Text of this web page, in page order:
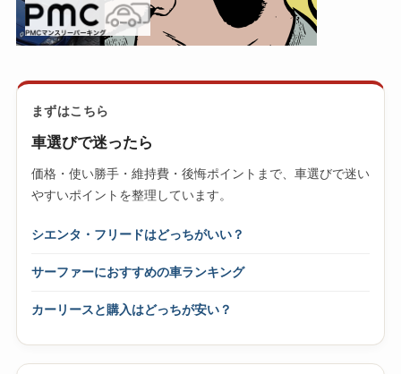
まずはこちら
車選びで迷ったら
価格・使い勝手・維持費・後悔ポイントまで、車選びで迷い
やすいポイントを整理しています。
シエンタ・フリードはどっちがいい？
サーファーにおすすめの車ランキング
カーリースと購入はどっちが安い？